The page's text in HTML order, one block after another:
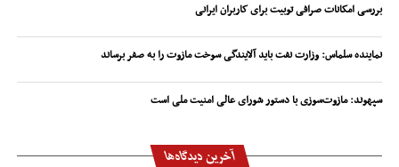
بررسی امکانات صرافی توبیت برای کاربران ایرانی
نماینده سلماس: وزارت نفت باید آلایندگی سوخت مازوت را به صفر برساند
سپهوند:‌ مازوت‌سوزی با دستور شورای عالی امنیت ملی است
آخرین دیدگاه‌ها